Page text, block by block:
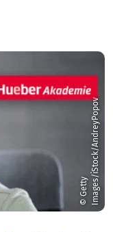
©
G
e
t
t
y
I
m
a
g
e
s
/
i
S
t
o
c
k
/
A
n
d
r
e
y
P
o
p
ov